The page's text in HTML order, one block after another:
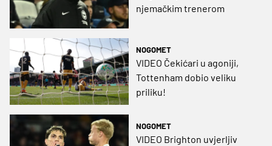
njemačkim trenerom
NOGOMET
VIDEO Čekićari u agoniji,
Tottenham dobio veliku
priliku!
NOGOMET
VIDEO Brighton uvjerljiv